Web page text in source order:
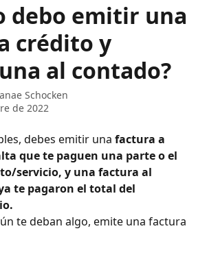
debo emitir una
crédito y
al contado?
Schocken
de 2022
debes emitir una factura a
que te paguen una parte o el
servicio, y una factura al
te pagaron el total del
te deban algo, emite una factura